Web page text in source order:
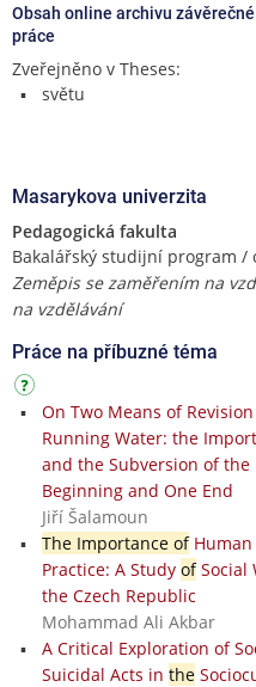
Obsah online archivu závěrečné
práce
Zveřejněno v Theses:
světu
Masarykova univerzita
Pedagogická fakulta
Bakalářský studijní program /
Zeměpis se zaměřením na
na vzdělávání
Práce na příbuzné téma
On Two Means of
Running Water: the
and the Subversion of
Beginning and One End
Jiří Šalamoun
The Importance ofHuman
Practice: A Study ofSocial
the Czech Republic
Mohammad Ali Akbar
A Critical Exploration of
Suicidal Acts in the